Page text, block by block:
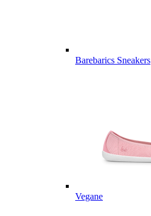
Barebarics Sneakers
Vegane